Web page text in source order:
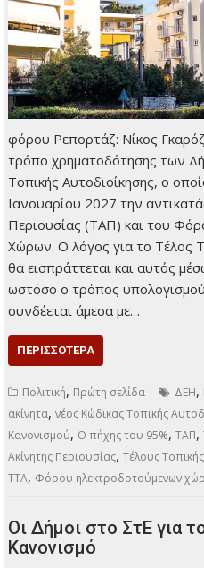
φόρου Ρεπορτάζ: Νίκος
τρόπο χρηματοδότησης των
Τοπικής Αυτοδιοίκησης, ο
Ιανουαρίου 2027 την
Περιουσίας (ΤΑΠ) και του
Χώρων. Ο λόγος για το Τέλος
θα εισπράττεται και αυτός
ωστόσο ο τρόπος
συνδέεται άμεσα με…
ΠΕΡΙΣΣΌΤΕΡΑ
Πολιτική, Πρώτη σελίδα ΔΕΗ,
ακίνητα,νέος Κώδικας Τοπικής
Κανονισμού, Ο πήχης του 95%,ΤΑΠ,
Ακίνητης Περιουσίας,Τέλους
ΤΤΑ, Φόρου ηλεκτροδοτούμενων
Οι Δήμοι στο ΣτΕ για
Κανονισμό